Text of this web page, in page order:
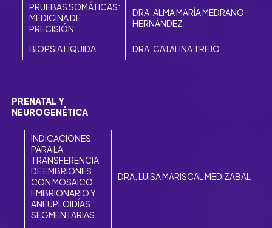
PRUEBAS SOMÁTICAS:
MEDICINA DE
PRECISIÓN
DRA. ALMA MARÍA MEDRANO
HERNÁNDEZ
BIOPSIA LÍQUIDA DRA. CATALINA TREJO
PRENATAL Y
NEUROGENÉTICA
INDICACIONES
PARA LA
TRANSFERENCIA
DE EMBRIONES
CON MOSAICO
EMBRIONARIO Y
ANEUPLOIDÍAS
SEGMENTARIAS
DRA. LUISA MARISCAL MEDIZABAL